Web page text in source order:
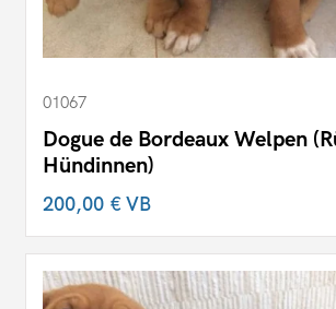
01067
Dogue de Bordeaux Welpen
Hündinnen)
200,00 €VB